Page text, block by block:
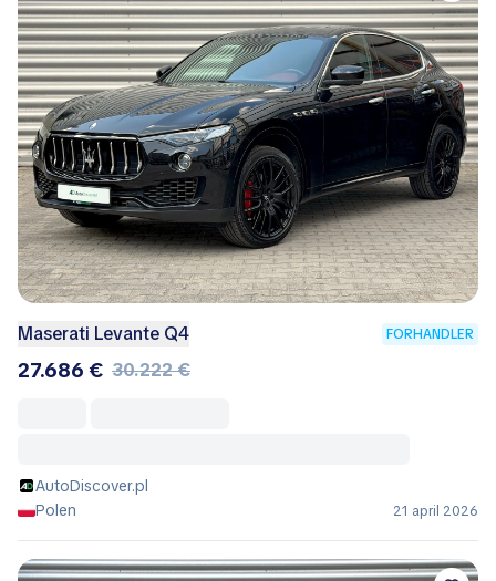
Maserati Levante Q4 FORHANDLER
27.686 € 30.222 €
AutoDiscover.pl
Polen
21 april 2026